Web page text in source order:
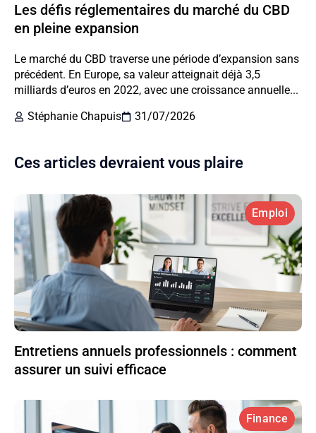
Les défis réglementaires du marché du CBD
en pleine expansion
Le marché du CBD traverse une période d’expansion sans
précédent. En Europe, sa valeur atteignait déjà 3,5
milliards d’euros en 2022, avec une croissance annuelle...
Stéphanie Chapuis
31/07/2026
Ces articles devraient vous plaire
Emploi
Entretiens annuels professionnels : comment
assurer un suivi efficace
Finance